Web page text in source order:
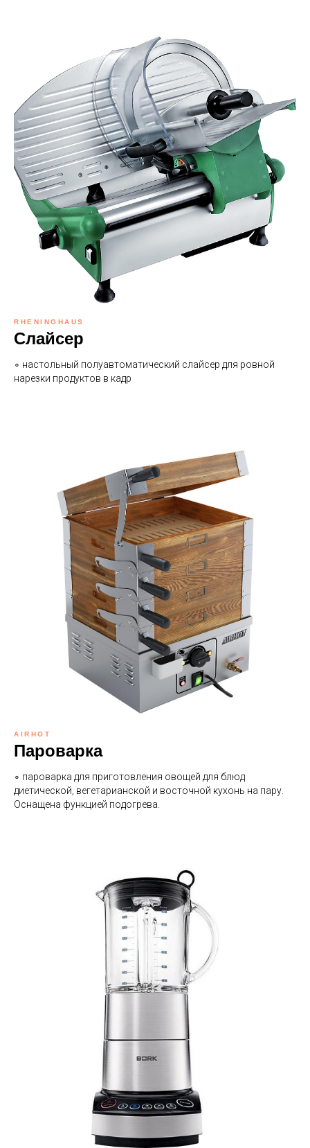
RHENINGHAUS
Слайсер
∘ настольный полуавтоматический слайсер для ровной
нарезки продуктов в кадр
AIRHOT
Пароварка
∘ пароварка для приготовления овощей для блюд
диетической, вегетарианской и восточной кухонь на пару.
Оснащена функцией подогрева.